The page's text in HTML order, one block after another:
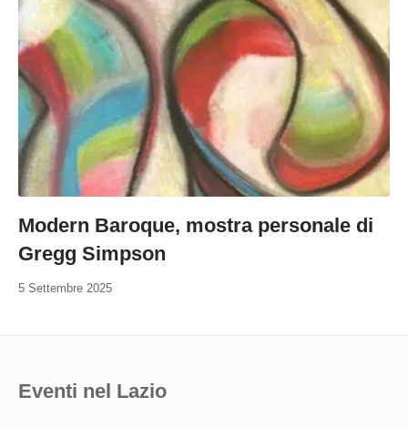
Modern Baroque, mostra personale di
Gregg Simpson
5 Settembre 2025
Eventi nel Lazio